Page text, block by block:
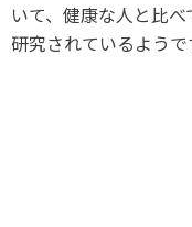
いて、健康な人と比
研究されているようで